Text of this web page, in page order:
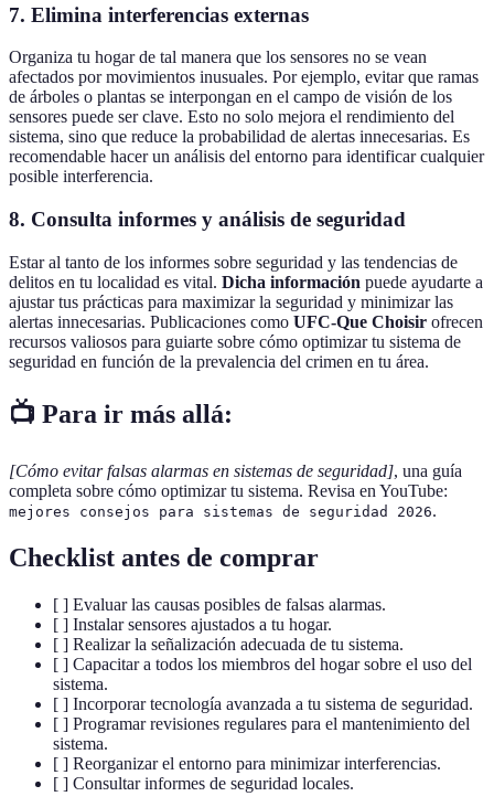
7. Elimina interferencias externas
Organiza tu hogar de tal manera que los sensores no se vean
afectados por movimientos inusuales. Por ejemplo, evitar que ramas
de árboles o plantas se interpongan en el campo de visión de los
sensores puede ser clave. Esto no solo mejora el rendimiento del
sistema, sino que reduce la probabilidad de alertas innecesarias. Es
recomendable hacer un análisis del entorno para identificar cualquier
posible interferencia.
8. Consulta informes y análisis de seguridad
Estar al tanto de los informes sobre seguridad y las tendencias de
delitos en tu localidad es vital. Dicha información puede ayudarte a
ajustar tus prácticas para maximizar la seguridad y minimizar las
alertas innecesarias. Publicaciones como UFC-Que Choisir ofrecen
recursos valiosos para guiarte sobre cómo optimizar tu sistema de
seguridad en función de la prevalencia del crimen en tu área.
📺 Para ir más allá:
[Cómo evitar falsas alarmas en sistemas de seguridad], una guía
completa sobre cómo optimizar tu sistema. Revisa en YouTube:
mejores consejos para sistemas de seguridad 2026.
Checklist antes de comprar
[ ] Evaluar las causas posibles de falsas alarmas.
[ ] Instalar sensores ajustados a tu hogar.
[ ] Realizar la señalización adecuada de tu sistema.
[ ] Capacitar a todos los miembros del hogar sobre el uso del
sistema.
[ ] Incorporar tecnología avanzada a tu sistema de seguridad.
[ ] Programar revisiones regulares para el mantenimiento del
sistema.
[ ] Reorganizar el entorno para minimizar interferencias.
[ ] Consultar informes de seguridad locales.